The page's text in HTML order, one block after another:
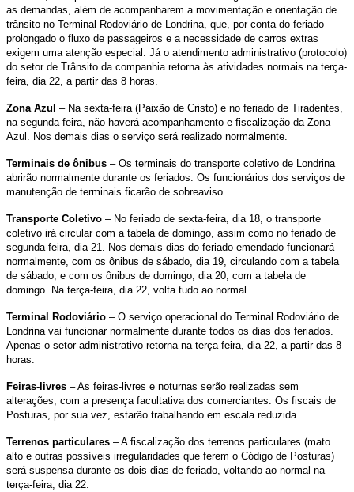
as demandas, além de acompanharem a movimentação e orientação de
trânsito no Terminal Rodoviário de Londrina, que, por conta do feriado
prolongado o fluxo de passageiros e a necessidade de carros extras
exigem uma atenção especial. Já o atendimento administrativo (protocolo)
do setor de Trânsito da companhia retorna às atividades normais na terça-
feira, dia 22, a partir das 8 horas.
Zona Azul – Na sexta-feira (Paixão de Cristo) e no feriado de Tiradentes,
na segunda-feira, não haverá acompanhamento e fiscalização da Zona
Azul. Nos demais dias o serviço será realizado normalmente.
Terminais de ônibus – Os terminais do transporte coletivo de Londrina
abrirão normalmente durante os feriados. Os funcionários dos serviços de
manutenção de terminais ficarão de sobreaviso.
Transporte Coletivo – No feriado de sexta-feira, dia 18, o transporte
coletivo irá circular com a tabela de domingo, assim como no feriado de
segunda-feira, dia 21. Nos demais dias do feriado emendado funcionará
normalmente, com os ônibus de sábado, dia 19, circulando com a tabela
de sábado; e com os ônibus de domingo, dia 20, com a tabela de
domingo. Na terça-feira, dia 22, volta tudo ao normal.
Terminal Rodoviário – O serviço operacional do Terminal Rodoviário de
Londrina vai funcionar normalmente durante todos os dias dos feriados.
Apenas o setor administrativo retorna na terça-feira, dia 22, a partir das 8
horas.
Feiras-livres – As feiras-livres e noturnas serão realizadas sem
alterações, com a presença facultativa dos comerciantes. Os fiscais de
Posturas, por sua vez, estarão trabalhando em escala reduzida.
Terrenos particulares – A fiscalização dos terrenos particulares (mato
alto e outras possíveis irregularidades que ferem o Código de Posturas)
será suspensa durante os dois dias de feriado, voltando ao normal na
terça-feira, dia 22.